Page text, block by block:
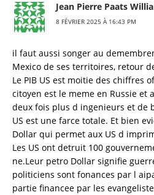
Jean Pierre Paats
8 FÉVRIER 2025 À 16:43 PM
il faut aussi songer au
Mexico de ses territoires, retour
Le PIB US est moitie des chiffres
citoyen est le meme en Russie et
deux fois plus d ingenieurs et de
US est une farce totale. Et bien
Dollar qui permet aux US d
Les US ont detruit 100
ne.Leur petro Dollar signifie
politiciens sont fonances par l
partie financee par les